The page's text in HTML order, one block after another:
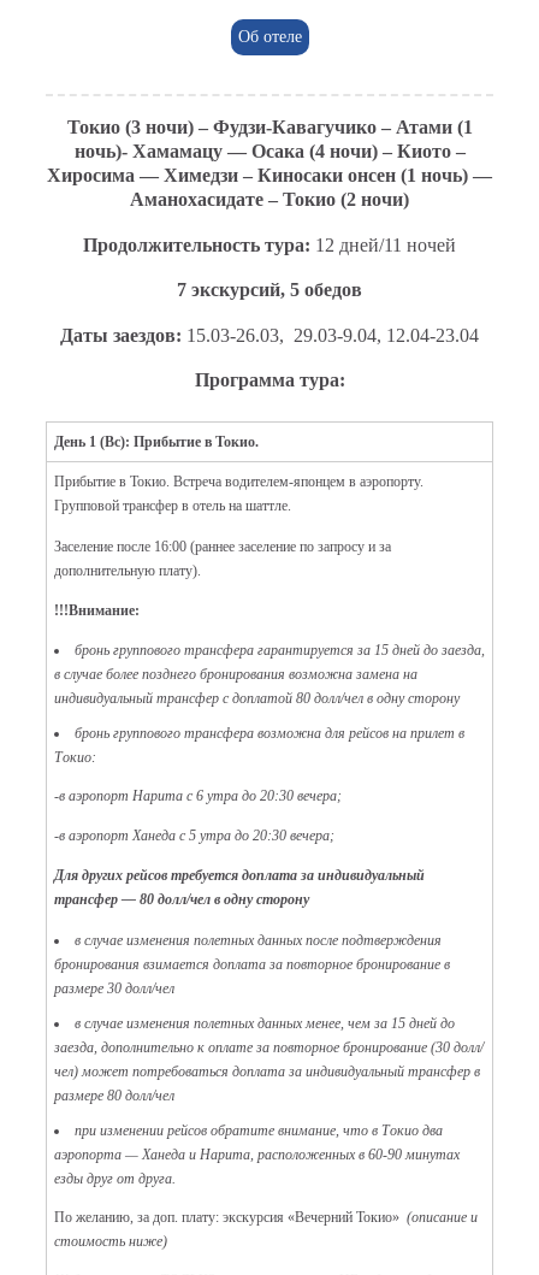
Об отеле
Токио (3 ночи) – Фудзи-Кавагучико – Атами (1
ночь)- Хамамацу — Осака (4 ночи) – Киото –
Хиросима — Химедзи – Киносаки онсен (1 ночь) —
Аманохасидате – Токио (2 ночи)
Продолжительность тура: 12 дней/11 ночей
7 экскурсий, 5 обедов
Даты заездов: 15.03-26.03, 29.03-9.04, 12.04-23.04
Программа тура:
День 1 (Вс): Прибытие в Токио.
Прибытие в Токио. Встреча водителем-японцем в аэропорту.
Групповой трансфер в отель на шаттле.
Заселение после 16:00 (раннее заселение по запросу и за
дополнительную плату).
!!!Внимание:
бронь группового трансфера гарантируется за 15 дней до заезда,
в случае более позднего бронирования возможна замена на
индивидуальный трансфер с доплатой 80 долл/чел в одну сторону
бронь группового трансфера возможна для рейсов на прилет в
Токио:
-в аэропорт Нарита с 6 утра до 20:30 вечера;
-в аэропорт Ханеда с 5 утра до 20:30 вечера;
Для других рейсов требуется доплата за индивидуальный
трансфер — 80 долл/чел в одну сторону
в случае изменения полетных данных после подтверждения
бронирования взимается доплата за повторное бронирование в
размере 30 долл/чел
в случае изменения полетных данных менее, чем за 15 дней до
заезда, дополнительно к оплате за повторное бронирование (30 долл/
чел) может потребоваться доплата за индивидуальный трансфер в
размере 80 долл/чел
при изменении рейсов обратите внимание, что в Токио два
аэропорта — Ханеда и Нарита, расположенных в 60-90 минутах
езды друг от друга.
По желанию, за доп. плату: экскурсия «Вечерний Токио» (описание и
стоимость ниже)